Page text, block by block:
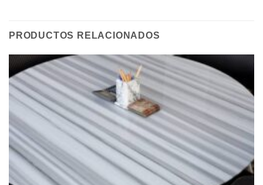
PRODUCTOS RELACIONADOS